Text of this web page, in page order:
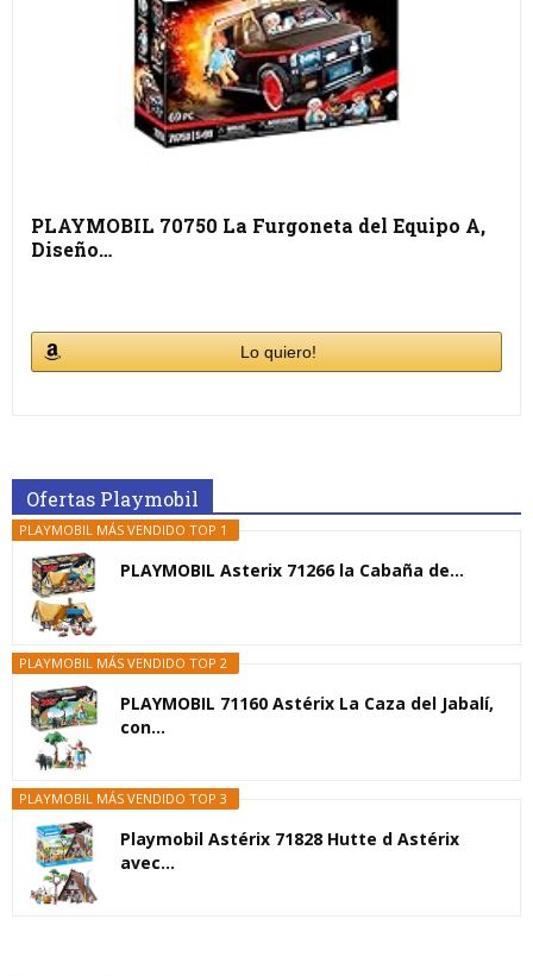
PLAYMOBIL 70750 La Furgoneta del Equipo A,
Diseño…
Lo quiero!
Ofertas Playmobil
PLAYMOBIL MÁS VENDIDO TOP 1
PLAYMOBIL Asterix 71266 la Cabaña de...
PLAYMOBIL MÁS VENDIDO TOP 2
PLAYMOBIL 71160 Astérix La Caza del Jabalí,
con...
PLAYMOBIL MÁS VENDIDO TOP 3
Playmobil Astérix 71828 Hutte d Astérix
avec...